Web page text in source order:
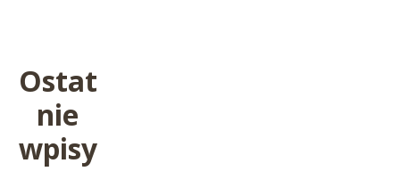
Ostat
nie
wpisy